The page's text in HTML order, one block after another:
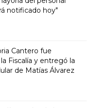
notificado hoy"
Cantero fue
Fiscalía y entregó la
de Matías Álvarez